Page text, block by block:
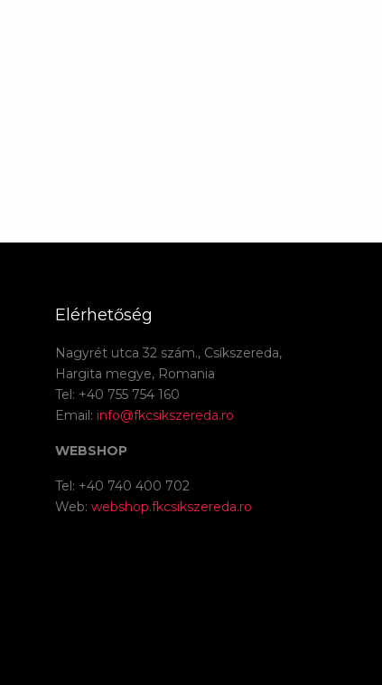
Elérhetőség
Nagyrét utca 32 szám., Csíkszereda,
Hargita megye, Romania
Tel: +40 755 754 160
Email: info@fkcsikszereda.ro
WEBSHOP
Tel: +40 740 400 702
Web: webshop.fkcsikszereda.ro